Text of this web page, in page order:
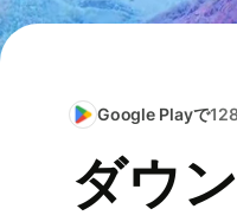
Google Playで
ダウ